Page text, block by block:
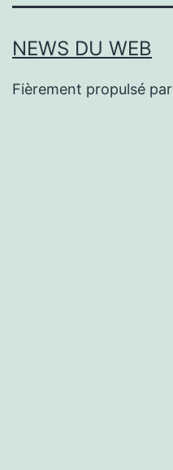
NEWS DU WEB
Fièrement propulsé par